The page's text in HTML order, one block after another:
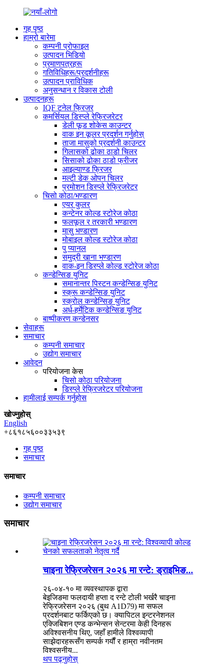
गृह पृष्ठ
हाम्रो बारेमा
कम्पनी प्रोफाइल
उत्पादन भिडियो
प्रमाणपत्रहरू
गतिविधिहरू/प्रदर्शनीहरू
उत्पादन प्राविधिक
अनुसन्धान र विकास टोली
उत्पादनहरू
IQF टनेल फ्रिजर
कमर्सियल डिस्प्ले रेफ्रिजरेटर
डेली फूड शोकेस काउन्टर
वाक इन कूलर प्रदर्शन गर्नुहोस्
ताजा मासुको प्रदर्शनी काउन्टर
गिलासको ढोका ठाडो चिलर
सिसाको ढोका ठाडो फ्रीजर
आइल्याण्ड फ्रिजर
मल्टी डेक ओपन चिलर
प्रमोशन डिस्प्ले रेफ्रिजरेटर
चिसो कोठा/भण्डारण
एयर कुलर
कन्टेनर कोल्ड स्टोरेज कोठा
फलफूल र तरकारी भण्डारण
मासु भण्डारण
मोबाइल कोल्ड स्टोरेज कोठा
पु प्यानल
समुद्री खाना भण्डारण
वाक-इन डिस्प्ले कोल्ड स्टोरेज कोठा
कन्डेन्सिङ युनिट
समानान्तर पिस्टन कन्डेन्सिङ युनिट
स्क्रू कन्डेन्सिङ युनिट
स्क्रोल कन्डेन्सिङ युनिट
अर्ध-हर्मेटिक कन्डेन्सिङ युनिट
बाष्पीकरण कन्डेनसर
सेवाहरू
समाचार
कम्पनी समाचार
उद्योग समाचार
आवेदन
परियोजना केस
चिसो कोठा परियोजना
डिस्प्ले रेफ्रिजरेटर परियोजना
हामीलाई सम्पर्क गर्नुहोस
खोज्नुहोस्
English
+८६१८५६००३३५३९
गृह पृष्ठ
समाचार
समाचार
कम्पनी समाचार
उद्योग समाचार
समाचार
चाइना रेफ्रिजरेसन २०२६ मा रन्टे: ड्राइभिङ...
२६-०४-१० मा व्यवस्थापक द्वारा
बेइजिङमा फलदायी हप्ता द रन्टे टोली भर्खरै चाइना
रेफ्रिजरेसन २०२६ (बुथ A1D79) मा सफल
प्रदर्शनबाट फर्किएको छ। क्यापिटल इन्टरनेशनल
एक्जिबिशन एण्ड कन्भेन्सन सेन्टरमा केही दिनहरू
अविश्वसनीय थिए, जहाँ हामीले विश्वव्यापी
साझेदारहरूसँग सम्पर्क गर्यौं र हाम्रा नवीनतम
विश्वसनीय...
थप पढ्नुहोस्